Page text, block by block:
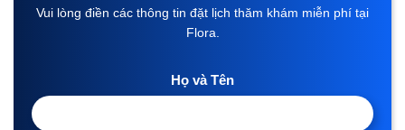
Vui lòng điền các thông tin đặt lịch thăm khám miễn phí tại
Flora.
Họ và Tên